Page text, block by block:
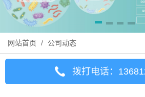
网站首页 / 公司动态
拨打电话：